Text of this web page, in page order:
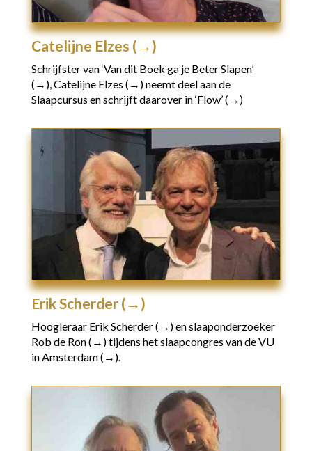
Catelijne Elzes (→)
Schrijfster van‘Van dit Boek ga je Beter Slapen’
(→),Catelijne Elzes (→)neemt deel aan de
Slaapcursus en schrijft daarover in‘Flow’ (→)
Erik Scherder (→)
Hoogleraar Erik Scherder (→)en slaaponderzoeker
Rob de Ron (→)tijdens het slaapcongres van deVU
in Amsterdam (→).